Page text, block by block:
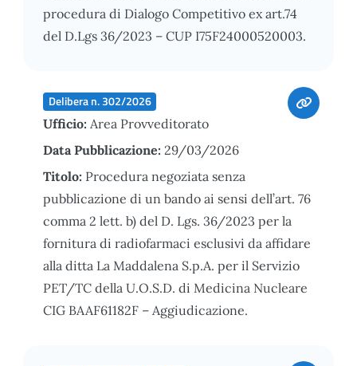
procedura di Dialogo Competitivo ex art.74
del D.Lgs 36/2023 – CUP I75F24000520003.
Delibera n. 302/2026
Ufficio: Area Provveditorato
Data Pubblicazione: 29/03/2026
Titolo: Procedura negoziata senza
pubblicazione di un bando ai sensi dell’art. 76
comma 2 lett. b) del D. Lgs. 36/2023 per la
fornitura di radiofarmaci esclusivi da affidare
alla ditta La Maddalena S.p.A. per il Servizio
PET/TC della U.O.S.D. di Medicina Nucleare
CIG BAAF61182F – Aggiudicazione.